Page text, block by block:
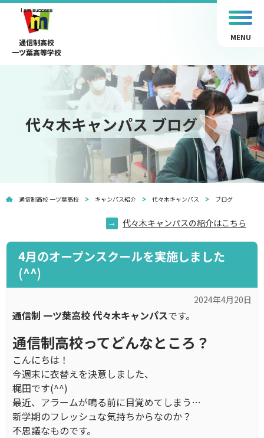
通信制高校
一ツ葉高等学校
MENU
代々木キャンパス ブログ
通信制高校 一ツ葉高校 キャンパス紹介 代々木キャンパス ブログ
代々木キャンパスの紹介はこちら
4月のオープンスクールを実施しました
(^^)
2024年4月20日
通信制 一ツ葉高校 代々木キャンパスです。
通信制高校ってどんなところ？
こんにちは！
今週末に衣替えを決意しました、
梶田です(^^)
最近、アラームが鳴る前に目覚めてしまう…
新学期のフレッシュな気持ちからなのか？
不思議なものです。